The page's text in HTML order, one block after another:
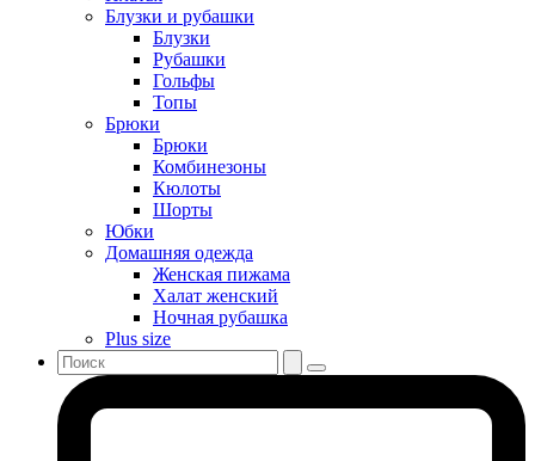
Блузки и рубашки
Блузки
Рубашки
Гольфы
Топы
Брюки
Брюки
Комбинезоны
Кюлоты
Шорты
Юбки
Домашняя одежда
Женская пижама
Халат женский
Ночная рубашка
Plus size